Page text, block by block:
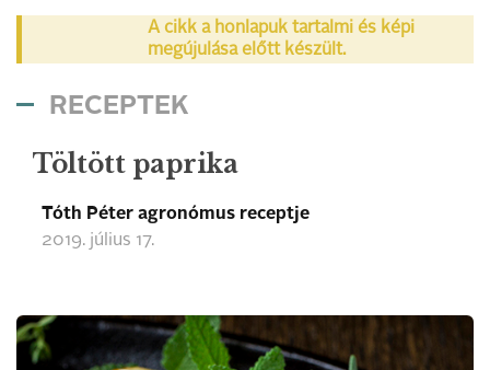
A cikk a honlapuk tartalmi és képi
megújulása előtt készült.
RECEPTEK
Töltött paprika
Tóth Péter agronómus receptje
2019. július 17.